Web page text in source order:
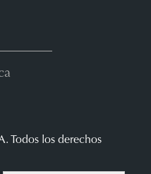
Todos los derechos